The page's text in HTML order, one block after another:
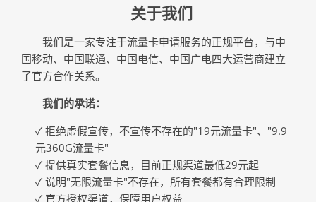
关于我们
我们是一家专注于流量卡申请服务的正规平台，与中
国移动、中国联通、中国电信、中国广电四大运营商建立
了官方合作关系。
我们的承诺：
✓ 拒绝虚假宣传，不宣传不存在的"19元流量卡"、"9.9
元360G流量卡"
✓ 提供真实套餐信息，目前正规渠道最低29元起
✓ 说明"无限流量卡"不存在，所有套餐都有合理限制
✓ 官方授权渠道，保障用户权益